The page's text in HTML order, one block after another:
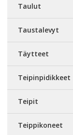
Taulut
Taustalevyt
Täytteet
Teipinpidikkeet
Teipit
Teippikoneet